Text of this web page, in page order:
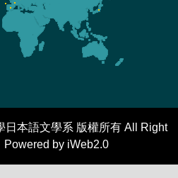
本語文學系 版權所有 All Right
by iWeb2.0